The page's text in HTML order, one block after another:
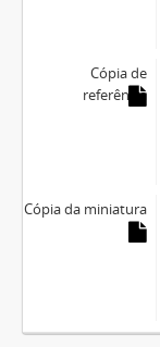
Cópia de
referência
Cópia da miniatura